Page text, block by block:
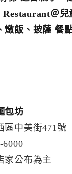
＠兒
燉飯、披薩 餐
包坊
區中美街471號
6000
家公布為主